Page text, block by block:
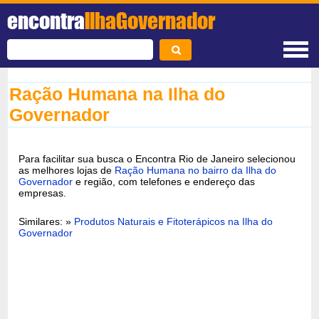
encontraIlhaGovernador
Ração Humana na Ilha do
Governador
Para facilitar sua busca o Encontra Rio de Janeiro selecionou
as melhores lojas de Ração Humana no bairro da Ilha do
Governador e região, com telefones e endereço das
empresas.
Similares: » Produtos Naturais e Fitoterápicos na Ilha do
Governador